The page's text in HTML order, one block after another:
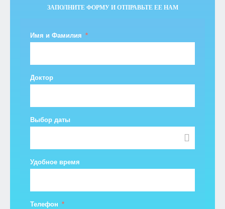
ЗАПОЛНИТЕ ФОРМУ И ОТПРАВЬТЕ ЕЕ НАМ
Имя и Фамилия
Доктор
Выбор даты
Удобное время
Телефон